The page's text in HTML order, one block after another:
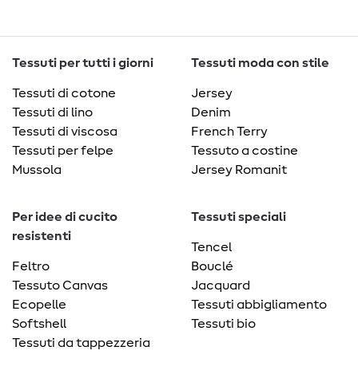
Tessuti per tutti i giorni
Tessuti di cotone
Tessuti di lino
Tessuti di viscosa
Tessuti per felpe
Mussola
Tessuti moda con stile
Jersey
Denim
French Terry
Tessuto a costine
Jersey Romanit
Per idee di cucito
resistenti
Feltro
Tessuto Canvas
Ecopelle
Softshell
Tessuti da tappezzeria
Tessuti speciali
Tencel
Bouclé
Jacquard
Tessuti abbigliamento
Tessuti bio